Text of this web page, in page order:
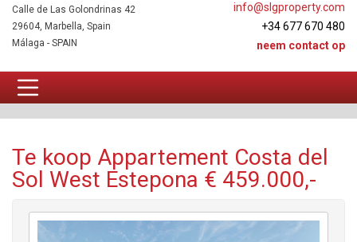
info@slgproperty.com
+34 677 670 480
neem contact op
Calle de Las Golondrinas 42
29604, Marbella, Spain
Málaga - SPAIN
Te koop Appartement Costa del
Sol West Estepona € 459.000,-